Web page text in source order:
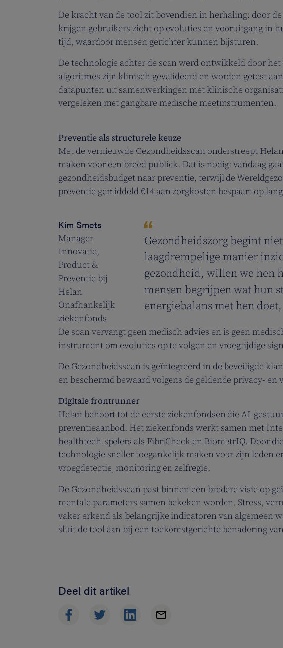
De kracht van de tool zit bovendien in herhaling: door
krijgen gebruikers zicht op evoluties en vooruitgang in
tijd, waardoor mensen gerichter kunnen bijsturen.
De technologie achter de scan werd ontwikkeld door
algoritmes zijn klinisch gevalideerd en worden getest
datapunten uit samenwerkingen met klinische
vergeleken met gangbare medische meetinstrumenten.
Preventie als structurele keuze
Met de vernieuwde Gezondheidsscan onderstreept
maken voor een breed publiek. Dat is nodig: vandaag
gezondheidsbudget naar preventie, terwijl de
preventie gemiddeld €14 aan zorgkosten bespaart op
Kim Smets
Manager
Innovatie,
Product &
Preventie bij
Helan
Onafhankelijk
ziekenfonds
Gezondheidszorg begint
laagdrempelige manier
gezondheid, willen we hen
mensen begrijpen wat hun
energiebalans met hen
De scan vervangt geen medisch advies en is geen
instrument om evoluties op te volgen en vroegtijdige
De Gezondheidsscan is geïntegreerd in de beveiligde
en beschermd bewaard volgens de geldende privacy- en
Digitale frontrunner
Helan behoort tot de eerste ziekenfondsen die AI-
preventieaanbod. Het ziekenfonds werkt samen met
healthtech-spelers als FibriCheck en BiometrIQ. Door
technologie sneller toegankelijk maken voor zijn leden
vroegdetectie, monitoring en zelfregie.
De Gezondheidsscan past binnen een bredere visie op
mentale parameters samen bekeken worden. Stress,
vaker erkend als belangrijke indicatoren van algemeen
sluit de tool aan bij een toekomstgerichte benadering
Deel dit artikel